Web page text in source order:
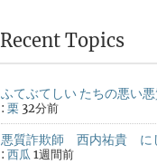
Recent Topics
ふてぶてしい たちの悪い
: 栗 32分前
悪質詐欺師 西内祐貴 に
: 西瓜 1週間前